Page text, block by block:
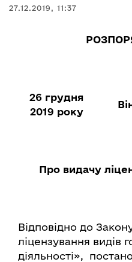
27.12.2019, 11:37
26 грудня
2019 року
Про видачу
Відповідно до
ліцензування видів
діяльності»,